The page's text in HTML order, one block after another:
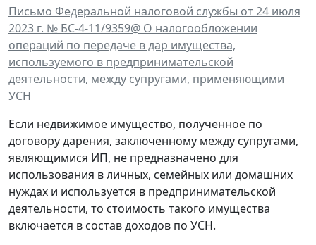
Письмо Федеральной налоговой службы от 24 июля
2023 г. № БС-4-11/9359@ О налогообложении
операций по передаче в дар имущества,
используемого в предпринимательской
деятельности, между супругами, применяющими
УСН
Если недвижимое имущество, полученное по
договору дарения, заключенному между супругами,
являющимися ИП, не предназначено для
использования в личных, семейных или домашних
нуждах и используется в предпринимательской
деятельности, то стоимость такого имущества
включается в состав доходов по УСН.